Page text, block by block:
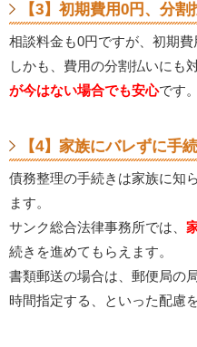
【3】初期費用0円、分
相談料金も0円ですが、初期費
しかも、費用の分割払いにも
が今はない場合でも安心です。
【4】家族にバレずに手
債務整理の手続きは家族に知
ます。
サンク総合法律事務所では、
続きを進めてもらえます。
書類郵送の場合は、郵便局の
時間指定する、といった配慮